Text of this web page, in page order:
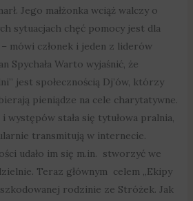
Jego małżonka wciąż walczy o
sytuacjach chęć pomocy jest dla
mówi członek i jeden z liderów
Spychała Warto wyjaśnić, że
jest społecznością Dj’ów, którzy
pieniądze na cele charytatywne.
występów stała się tytułowa pralnia,
transmitują w internecie.
udało im się m.in. stworzyć we
Teraz głównym celem „Ekipy
rodzinie ze Stróżek. Jak